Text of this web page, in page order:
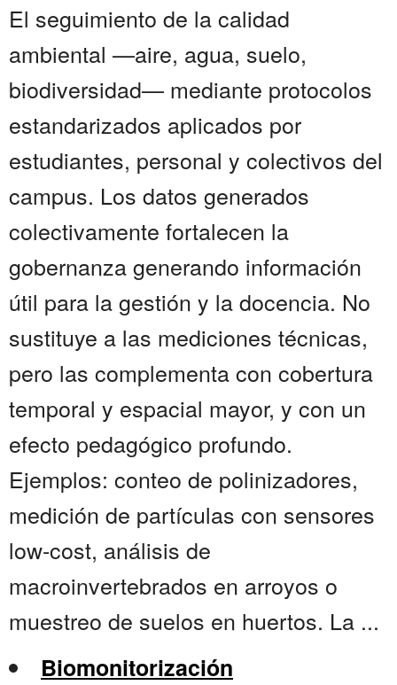
El seguimiento de la calidad
ambiental —aire, agua, suelo,
biodiversidad— mediante protocolos
estandarizados aplicados por
estudiantes, personal y colectivos del
campus. Los datos generados
colectivamente fortalecen la
gobernanza generando información
útil para la gestión y la docencia. No
sustituye a las mediciones técnicas,
pero las complementa con cobertura
temporal y espacial mayor, y con un
efecto pedagógico profundo.
Ejemplos: conteo de polinizadores,
medición de partículas con sensores
low-cost, análisis de
macroinvertebrados en arroyos o
muestreo de suelos en huertos. La ...
Biomonitorización